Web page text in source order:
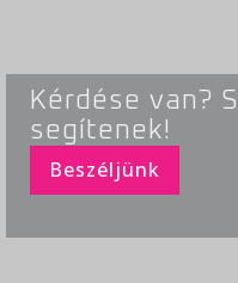
Kérdése van?
segítenek!
Beszéljünk